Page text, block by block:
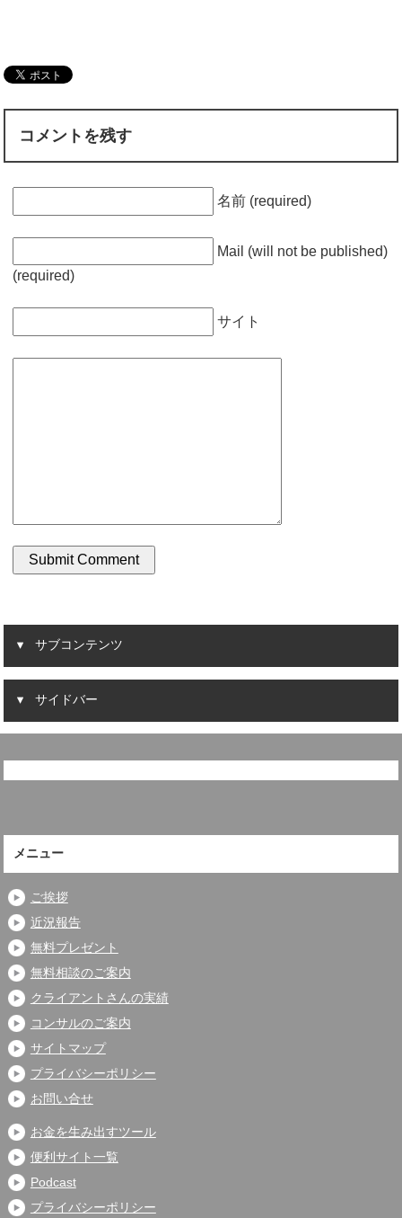
コメントを残す
名前 (required)
Mail (will not be published)
(required)
サイト
サブコンテンツ
サイドバー
メニュー
ご挨拶
近況報告
無料プレゼント
無料相談のご案内
クライアントさんの実績
コンサルのご案内
サイトマップ
プライバシーポリシー
お問い合せ
お金を生み出すツール
便利サイト一覧
Podcast
プライバシーポリシー